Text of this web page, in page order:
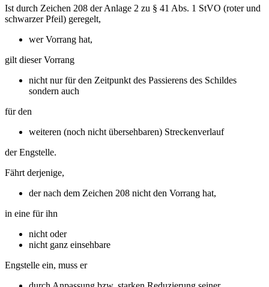
Ist durch Zeichen 208 der Anlage 2 zu § 41 Abs. 1 StVO (roter und
schwarzer Pfeil) geregelt,
wer Vorrang hat,
gilt dieser Vorrang
nicht nur für den Zeitpunkt des Passierens des Schildes
sondern auch
für den
weiteren (noch nicht übersehbaren) Streckenverlauf
der Engstelle.
Fährt derjenige,
der nach dem Zeichen 208 nicht den Vorrang hat,
in eine für ihn
nicht oder
nicht ganz einsehbare
Engstelle ein, muss er